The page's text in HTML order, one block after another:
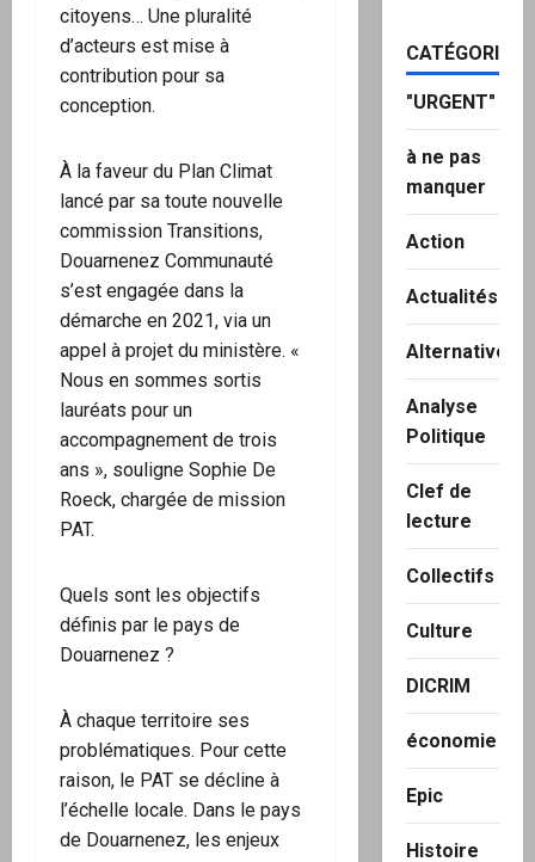
citoyens… Une pluralité
d’acteurs est mise à
contribution pour sa
conception.
À la faveur du Plan Climat
lancé par sa toute nouvelle
commission Transitions,
Douarnenez Communauté
s’est engagée dans la
démarche en 2021, via un
appel à projet du ministère. «
Nous en sommes sortis
lauréats pour un
accompagnement de trois
ans », souligne Sophie De
Roeck, chargée de mission
PAT.
Quels sont les objectifs
définis par le pays de
Douarnenez ?
À chaque territoire ses
problématiques. Pour cette
raison, le PAT se décline à
l’échelle locale. Dans le pays
de Douarnenez, les enjeux
CATÉGORIES
"URGENT"
à ne pas
manquer
Action
Actualités
Alternatives
Analyse
Politique
Clef de
lecture
Collectifs
Culture
DICRIM
économie
Epic
Histoire